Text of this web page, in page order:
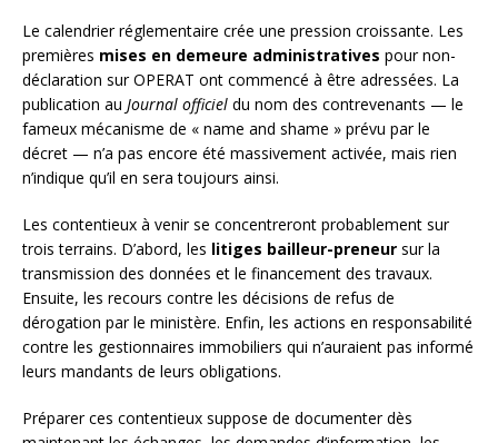
Le calendrier réglementaire crée une pression croissante. Les
premières mises en demeure administratives pour non-
déclaration sur OPERAT ont commencé à être adressées. La
publication au Journal officiel du nom des contrevenants — le
fameux mécanisme de « name and shame » prévu par le
décret — n’a pas encore été massivement activée, mais rien
n’indique qu’il en sera toujours ainsi.
Les contentieux à venir se concentreront probablement sur
trois terrains. D’abord, les litiges bailleur-preneur sur la
transmission des données et le financement des travaux.
Ensuite, les recours contre les décisions de refus de
dérogation par le ministère. Enfin, les actions en responsabilité
contre les gestionnaires immobiliers qui n’auraient pas informé
leurs mandants de leurs obligations.
Préparer ces contentieux suppose de documenter dès